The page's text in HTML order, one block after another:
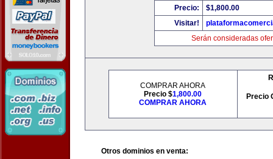
Precio:
$1,800.00
Visitar!
Serán consideradas
COMPRAR AHORA
Precio $1,800.00
COMPRAR AHORA
Precio
Otros dominios en venta: